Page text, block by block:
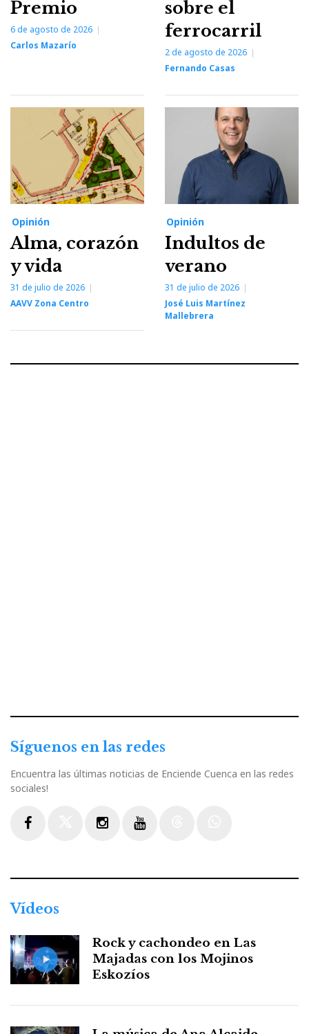
Premio
6 de agosto de 2026
Carlos Mazarío
sobre el
ferrocarril
2 de agosto de 2026
Fernando Casas
Opinión
Alma, corazón
y vida
31 de julio de 2026
AAVV Zona Centro
Opinión
Indultos de
verano
31 de julio de 2026
José Luis Martínez
Mallebrera
Síguenos en las redes
Encuentra las últimas noticias de Enciende Cuenca en las redes
sociales!
Vídeos
Rock y cachondeo en Las
Majadas con los Mojinos
Eskozíos